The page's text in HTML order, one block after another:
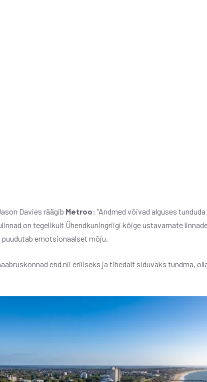
Davies räägib Metroo: “Andmed võivad alguses
on tegelikult Ühendkuningriigi kõige ustavamate
emotsionaalset mõju.
end nii eriliseks ja tihedalt siduvaks tundma,